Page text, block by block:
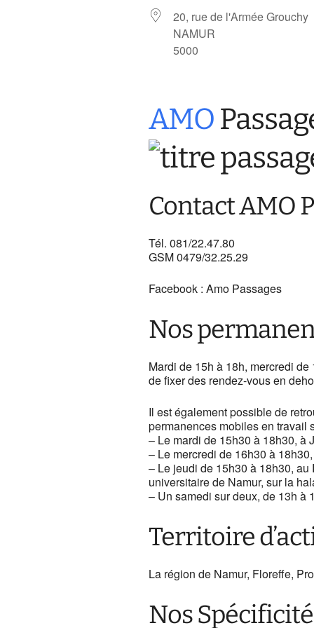
Les services de
placement familiale
Les SARE
Services qui organisent
pédagogiques
particuliers (PPP)
Services namurois
d’accompagnement
mission socio-éducative
20, rue de l'Armée Grouchy
NAMUR
5000
AMO
Contact AMO
Tél. 081/22.47.80
GSM 0479/32.25.29
Facebook : Amo Passages
Nos
Mardi de 15h à 18h, mercredi
de fixer des rendez-vous en
Il est également possible de
permanences mobiles en travail
– Le mardi de 15h30 à 18h30, à
– Le mercredi de 16h30 à
– Le jeudi de 15h30 à 18h30,
universitaire de Namur, sur la
– Un samedi sur deux, de 13h à
Territoire
La région de Namur, Floreffe,
Nos